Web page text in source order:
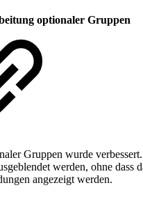
optionaler Gruppen
Gruppen wurde
werden, ohne dass
angezeigt werden.